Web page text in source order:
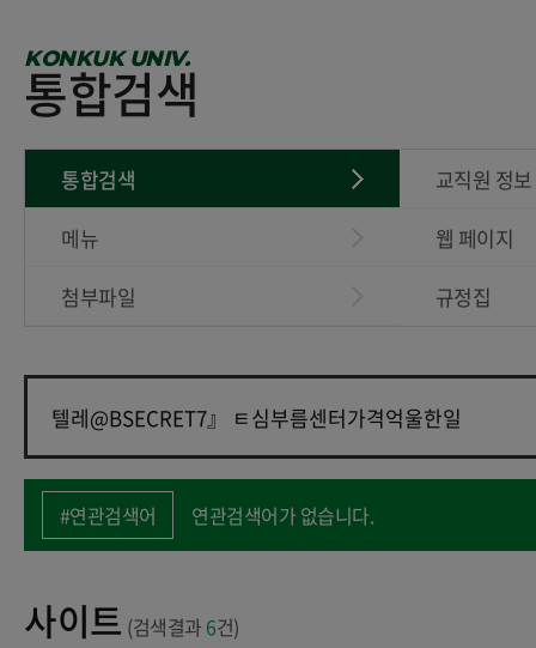
KONKUK UNIV.
통합검색
통합검색
교직원 정보
메뉴
웹 페이지
첨부파일
규정집
#연관검색어 연관검색어가 없습니다.
사이트 (검색결과 6건)